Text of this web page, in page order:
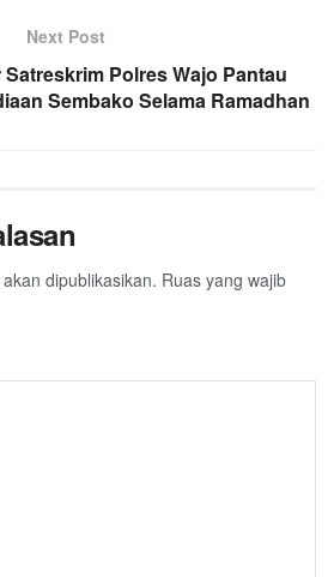
Next Post
Polres Wajo Pantau
Sembako Selama Ramadhan
dipublikasikan. Ruas yang wajib